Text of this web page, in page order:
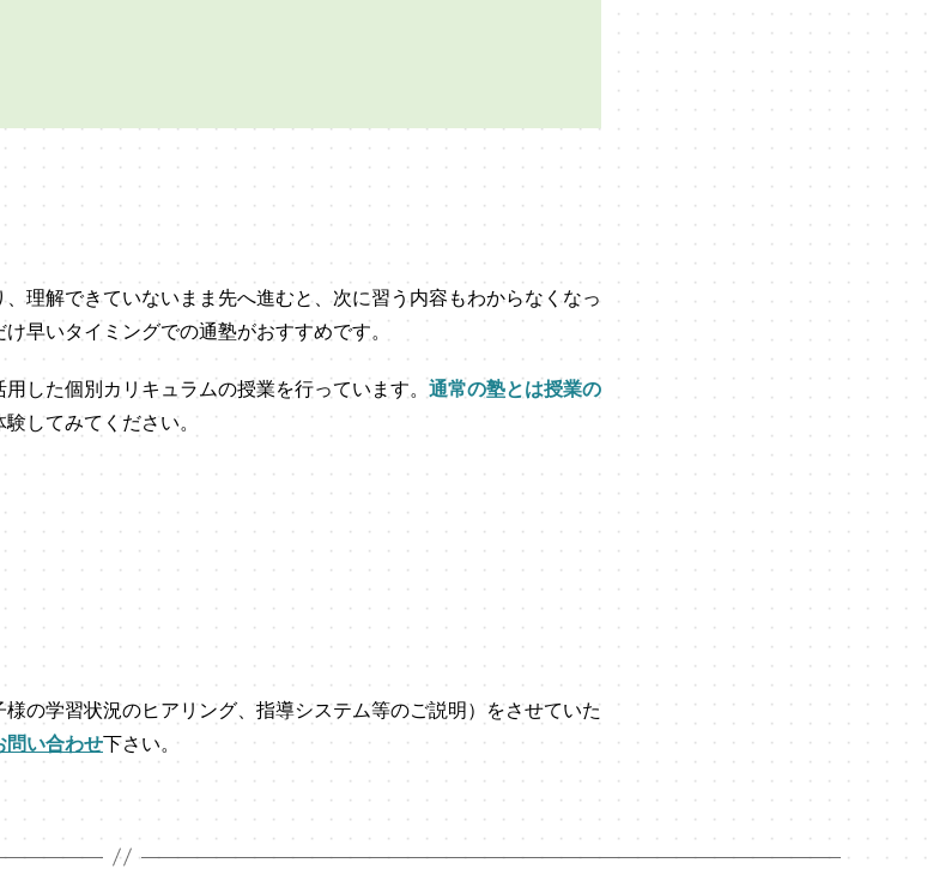
理解できていないまま先へ進むと、次に習う内容もわからなくなっ
早いタイミングでの通塾がおすすめです。
した個別カリキュラムの授業を行っています。 通常の塾とは授業の
してみてください。
の学習状況のヒアリング、指導システム等のご説明）をさせていた
問い合わせ下さい。